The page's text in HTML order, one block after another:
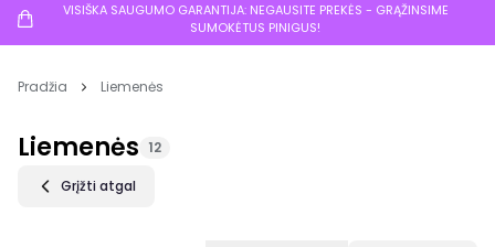
VISIŠKA SAUGUMO GARANTIJA: NEGAUSITE PREKĖS - GRĄŽINSIME
SUMOKĖTUS PINIGUS!
Pradžia Liemenės
Liemenės 12
Grįžti atgal